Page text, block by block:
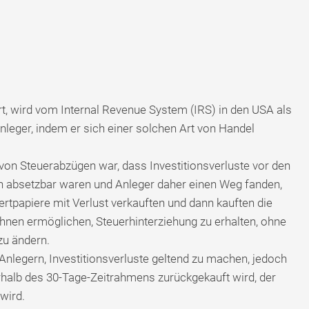
wird vom Internal Revenue System (IRS) in den USA als
indem er sich einer solchen Art von Handel
Steuerabzügen war, dass Investitionsverluste vor den
waren und Anleger daher einen Weg fanden,
mit Verlust verkauften und dann kauften die
ermöglichen, Steuerhinterziehung zu erhalten, ohne
ändern.
Investitionsverluste geltend zu machen, jedoch
des 30-Tage-Zeitrahmens zurückgekauft wird, der